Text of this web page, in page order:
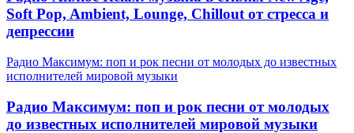
Soft Pop, Ambient, Lounge, Chillout от стресса и
депрессии
Радио Максимум: поп и рок песни от молодых до известных
исполнителей мировой музыки
Радио Максимум: поп и рок песни от молодых
до известных исполнителей мировой музыки